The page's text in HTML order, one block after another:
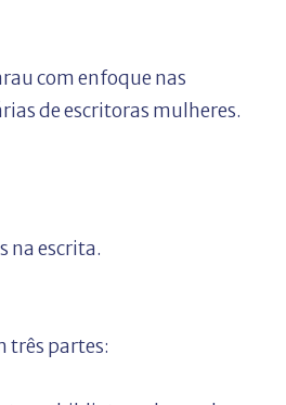
com enfoque nas
de escritoras mulheres.
na escrita.
três partes: